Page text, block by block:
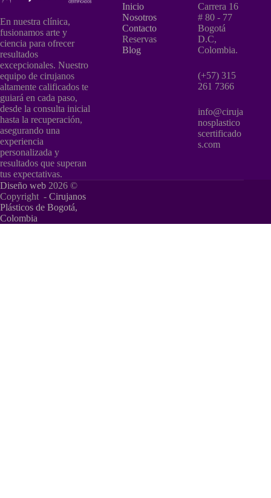
En nuestra clínica,
fusionamos arte y
ciencia para ofrecer
resultados
excepcionales. Nuestro
equipo de cirujanos
altamente calificados te
guiará en cada paso,
desde la consulta inicial
hasta la recuperación,
asegurando una
experiencia
personalizada y
resultados que superan
tus expectativas.
Inicio
Nosotros
Contacto
Reservas
Blog
Carrera 16
# 80 - 77
Bogotá
D.C,
Colombia.
(+57) 315
261 7366
info@ciruja
nosplastico
scertificado
s.com
Diseño web 2026 ©
Copyright - Cirujanos
Plásticos de Bogotá,
Colombia